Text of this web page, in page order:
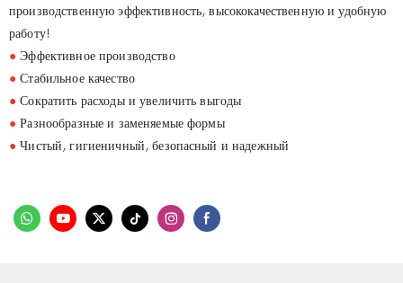
производственную эффективность, высококачественную и удобную
работу!
●Эффективное производство
●Стабильное качество
●Сократить расходы и увеличить выгоды
●Разнообразные и заменяемые формы
●Чистый, гигиеничный, безопасный и надежный